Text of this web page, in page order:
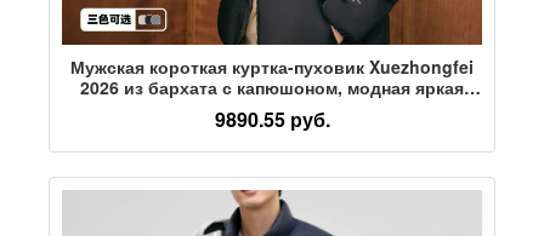
Мужская короткая куртка-пуховик Xuezhongfei
2026 из бархата с капюшоном, модная яркая
утолщенная удобная куртка S
9890.55 руб.